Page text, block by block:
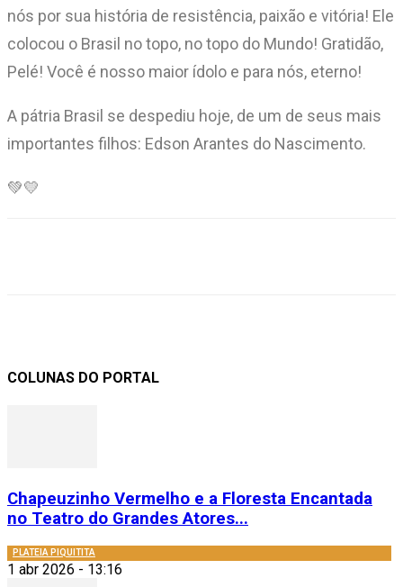
nós por sua história de resistência, paixão e vitória! Ele
colocou o Brasil no topo, no topo do Mundo! Gratidão,
Pelé! Você é nosso maior ídolo e para nós, eterno!
A pátria Brasil se despediu hoje, de um de seus mais
importantes filhos: Edson Arantes do Nascimento.
💚💛
COLUNAS DO PORTAL
Chapeuzinho Vermelho e a Floresta Encantada
no Teatro do Grandes Atores...
PLATEIA PIQUITITA
1 abr 2026 - 13:16